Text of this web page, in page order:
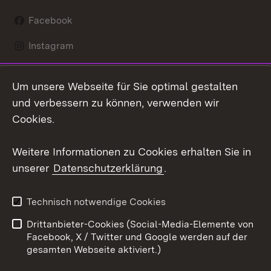
Facebook
Instagram
Mastodon
Youtube
Kontakt
Datenschutz
Barrierefreiheit
Impressum Cookies
Um unsere Webseite für Sie optimal gestalten
und verbessern zu können, verwenden wir
Cookies.
Weitere Informationen zu Cookies erhalten Sie in
unserer Datenschutzerklärung.
Technisch notwendige Cookies
Drittanbieter-Cookies (Social-Media-Elemente von
Facebook, X / Twitter und Google werden auf der
gesamten Webseite aktiviert.)